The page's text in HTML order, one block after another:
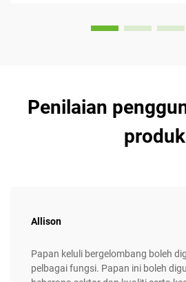
Penilaian
produk
Allison
Papan keluli bergelombang boleh
pelbagai fungsi. Papan ini boleh